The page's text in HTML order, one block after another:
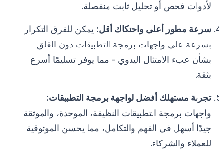
لأدوات فحص أو تحليل ثابت منفصلة.
سرعة مطور أعلى واحتكاك أقل: يمكن للفرق التكرار
بسرعة على واجهات برمجة التطبيقات دون القلق
بشأن عبء الامتثال اليدوي - مما يوفر تسليمًا أسرع
بثقة.
تجربة مستهلك أفضل لواجهة برمجة التطبيقات:
واجهات برمجة التطبيقات النظيفة، الموحدة، والموثقة
جيدًا أسهل في الفهم والتكامل، مما يحسن الموثوقية
للعملاء والشركاء.